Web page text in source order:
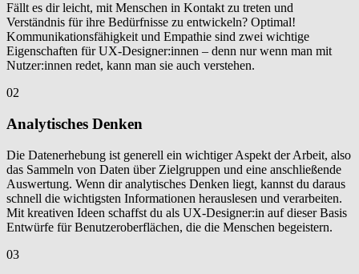
Fällt es dir leicht, mit Menschen in Kontakt zu treten und
Verständnis für ihre Bedürfnisse zu entwickeln? Optimal!
Kommunikationsfähigkeit und Empathie sind zwei wichtige
Eigenschaften für UX-Designer:innen – denn nur wenn man mit
Nutzer:innen redet, kann man sie auch verstehen.
02
Analytisches Denken
Die Datenerhebung ist generell ein wichtiger Aspekt der Arbeit, also
das Sammeln von Daten über Zielgruppen und eine anschließende
Auswertung. Wenn dir analytisches Denken liegt, kannst du daraus
schnell die wichtigsten Informationen herauslesen und verarbeiten.
Mit kreativen Ideen schaffst du als UX-Designer:in auf dieser Basis
Entwürfe für Benutzeroberflächen, die die Menschen begeistern.
03